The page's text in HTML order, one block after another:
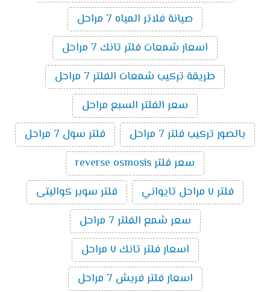
صيانة فلاتر المياه 7 مراحل
اسعار شمعات فلتر تانك 7 مراحل
طريقة تركيب شمعات الفلتر 7 مراحل
سعر الفلتر السبع مراحل
بالصور تركيب فلتر 7 مراحل
فلتر سول 7 مراحل
سعر فلتر reverse osmosis
فلتر ٧ مراحل تايواني
فلتر سوبر كواليتى
سعر شمع الفلتر 7 مراحل
اسعار فلتر تانك ٧ مراحل
اسعار فلتر فريش 7 مراحل